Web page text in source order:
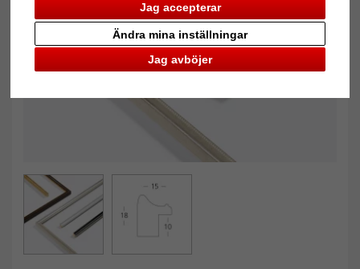
Jag accepterar
Jag avböjer
Ändra mina inställningar